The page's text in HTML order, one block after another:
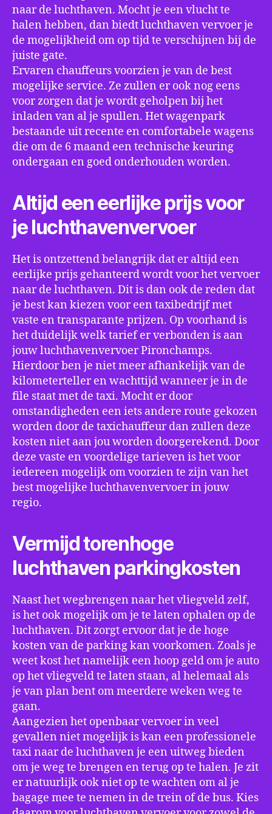
naar de luchthaven. Mocht je een vlucht te
halen hebben, dan biedt luchthaven vervoer je
de mogelijkheid om op tijd te verschijnen bij de
juiste gate.
Ervaren chauffeurs voorzien je van de best
mogelijke service. Ze zullen er ook nog eens
voor zorgen dat je wordt geholpen bij het
inladen van al je spullen. Het wagenpark
bestaande uit recente en comfortabele wagens
die om de 6 maand een technische keuring
ondergaan en goed onderhouden worden.
Altijd een eerlijke prijs voor
je luchthavenvervoer
Het is ontzettend belangrijk dat er altijd een
eerlijke prijs gehanteerd wordt voor het vervoer
naar de luchthaven. Dit is dan ook de reden dat
je best kan kiezen voor een taxibedrijf met
vaste en transparante prijzen. Op voorhand is
het duidelijk welk tarief er verbonden is aan
jouw luchthavenvervoer Pironchamps.
Hierdoor ben je niet meer afhankelijk van de
kilometerteller en wachttijd wanneer je in de
file staat met de taxi. Mocht er door
omstandigheden een iets andere route gekozen
worden door de taxichauffeur dan zullen deze
kosten niet aan jou worden doorgerekend. Door
deze vaste en voordelige tarieven is het voor
iedereen mogelijk om voorzien te zijn van het
best mogelijke luchthavenvervoer in jouw
regio.
Vermijd torenhoge
luchthaven parkingkosten
Naast het wegbrengen naar het vliegveld zelf,
is het ook mogelijk om je te laten ophalen op de
luchthaven. Dit zorgt ervoor dat je de hoge
kosten van de parking kan voorkomen. Zoals je
weet kost het namelijk een hoop geld om je auto
op het vliegveld te laten staan, al helemaal als
je van plan bent om meerdere weken weg te
gaan.
Aangezien het openbaar vervoer in veel
gevallen niet mogelijk is kan een professionele
taxi naar de luchthaven je een uitweg bieden
om je weg te brengen en terug op te halen. Je zit
er natuurlijk ook niet op te wachten om al je
bagage mee te nemen in de trein of de bus. Kies